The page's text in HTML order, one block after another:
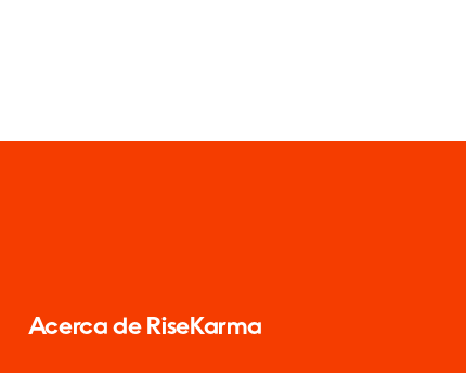
Acerca de RiseKarma